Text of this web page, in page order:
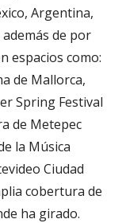
Argentina,
de por
espacios como:
de Mallorca,
Spring Festival
de Metepec
la Música
Ciudad
cobertura de
ha girado.